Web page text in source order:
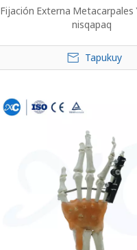
Fijación Externa Metacarpales
nisqapaq
Tapukuy